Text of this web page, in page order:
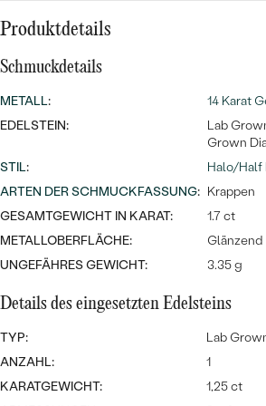
Wave
ANSEHEN
NACH DER FORM
MASSGEFERTIGTER
Ohrrinnge
ANSEHEN
Halsketten
ANSEHEN
ANSEHEN
Produktdetails
Schmuckdetails
METALL:
14 Karat
EDELSTEIN:
Lab
Grown
STIL:
Halo/Half
ARTEN DER SCHMUCKFASSUNG: Krappen
GESAMTGEWICHT IN KARAT:
1.7 ct
METALLOBERFLÄCHE:
Glänzend
UNGEFÄHRES GEWICHT:
3.35 g
Details des eingesetzten Edelsteins
TYP:
Lab
ANZAHL:
1
KARATGEWICHT:
1,25 ct